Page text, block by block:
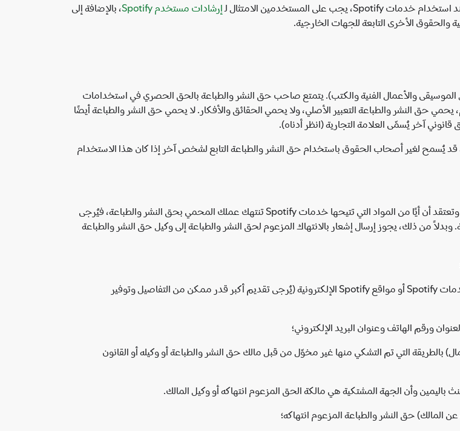
إرشادات مستخدم Spotify
، بالإضافة إلى
والحقوق الأخرى التابعة للجهات الخارجية.
والأعمال الفنية والكتب). يتمتع صاحب حق النشر والطباعة بالحق الحصري في استخدامات
حق النشر والطباعة التعبير الأصلي، ولا يحمي الحقائق والأفكار. لا يحمي حق النشر والطباعة أيضًا
آخر يُسمّى العلامة التجارية (انظر أدناه).
يُسمح لغير أصحاب الحقوق باستخدام حق النشر والطباعة التابع لشخص آخر إذا كان هذا الاستخدام
إذا كنت صاحب حق النشر والطباعة، أو وكيلاً لأحد أصحاب حق النشر والطباعة، وتعتقد أن أيًا من المواد التي تتيحها خدمات Spotify تنتهك عملك المحمي بحق النشر والطباعة، فيُرجى
وبدلاً من ذلك، يجوز إرسال إشعار بالانتهاك المزعوم لحق النشر والطباعة إلى وكيل حق النشر والطباعة
وصف الموقع الذي توجد فيه المواد التي يُعتبر أنها منتهِكة على خدمات Spotify أو مواقع Spotify الإلكترونية (يُرجى تقديم أكبر قدر ممكن من التفاصيل وتوفير
ورقم الهاتف وعنوان البريد الإلكتروني؛
بالطريقة التي تم التشكي منها غير مخوّل من قبل مالك حق النشر والطباعة أو وكيله أو القانون
باليمين وأن الجهة المشتكية هي مالكة الحق المزعوم انتهاكه أو وكيل المالك.
المالك) حق النشر والطباعة المزعوم انتهاكه؛